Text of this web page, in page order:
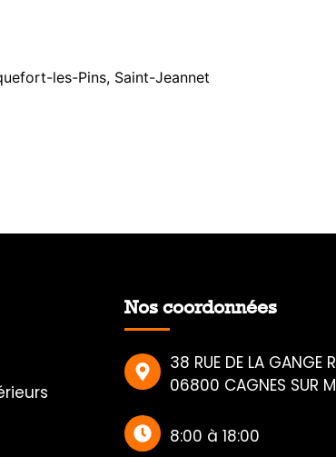
les-Pins, Saint-Jeannet
Nos coordonnées
38 RUE DE LA GANGE
06800 CAGNES SUR
8:00 à 18:00